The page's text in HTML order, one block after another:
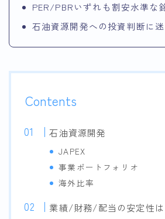
PER/PBRいずれも割安水準な
石油資源開発への投資判断に
Contents
石油資源開発
JAPEX
事業ポートフォリオ
海外比率
業績/財務/配当の安定性は